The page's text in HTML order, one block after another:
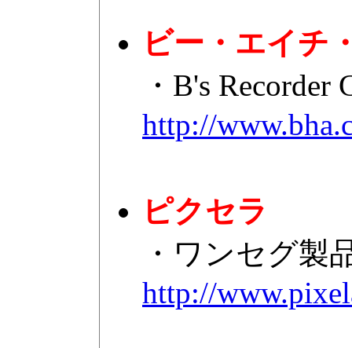
ビー・エイチ
・B's
http://
ピクセラ
・ワンセグ製
http://